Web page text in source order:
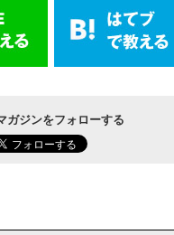
ガジンをフォローする